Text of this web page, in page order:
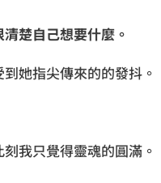
楚自己想要什麼。
她指尖傳來的的發抖。
我只覺得靈魂的圓滿。